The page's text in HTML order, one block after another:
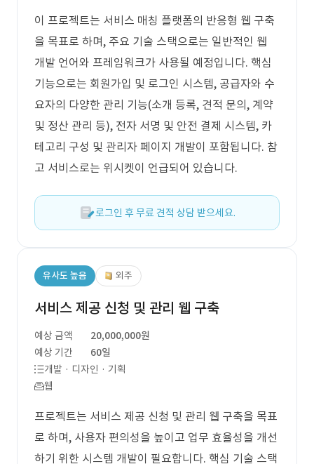
이 프로젝트는 서비스 매칭 플랫폼의 반응형 웹 구축
을 목표로 하며, 주요 기술 스택으로는 일반적인 웹
개발 언어와 프레임워크가 사용될 예정입니다. 핵심
기능으로는 회원가입 및 로그인 시스템, 공급자와 수
요자의 다양한 관리 기능(소개 등록, 견적 문의, 계약
및 정산 관리 등), 전자 서명 및 안전 결제 시스템, 카
테고리 구성 및 관리자 페이지 개발이 포함됩니다. 참
고 서비스로는 위시켓이 언급되어 있습니다.
로그인 후 무료 견적 상담 받으세요.
유사도 높음 외주
서비스 제공 신청 및 관리 웹 구축
예상 금액
20,000,000원
예상 기간
60일
개발 · 디자인 · 기획
웹
프로젝트는 서비스 제공 신청 및 관리 웹 구축을 목표
로 하며, 사용자 편의성을 높이고 업무 효율성을 개선
하기 위한 시스템 개발이 필요합니다. 핵심 기술 스택